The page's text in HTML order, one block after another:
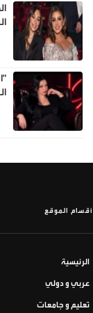
أقسام الموقع
الرئيسية
عربي و دولي
تعليم و جامعات